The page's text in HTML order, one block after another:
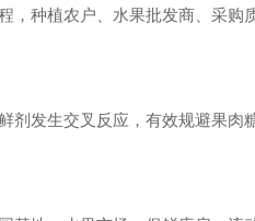
种植农户、水果批发商、采购
发生交叉反应，有效规避果肉